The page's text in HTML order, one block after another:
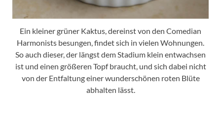
Ein kleiner grüner Kaktus, dereinst von den Comedian
Harmonists besungen, findet sich in vielen Wohnungen.
So auch dieser, der längst dem Stadium klein entwachsen
ist und einen größeren Topf braucht, und sich dabei nicht
von der Entfaltung einer wunderschönen roten Blüte
abhalten lässt.